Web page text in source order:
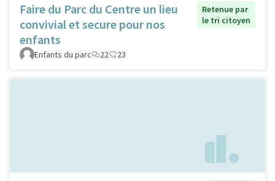
Faire du Parc du Centre un lieu
convivial et secure pour nos
enfants
Retenue par
le tri citoyen
Enfants du parc 22 23